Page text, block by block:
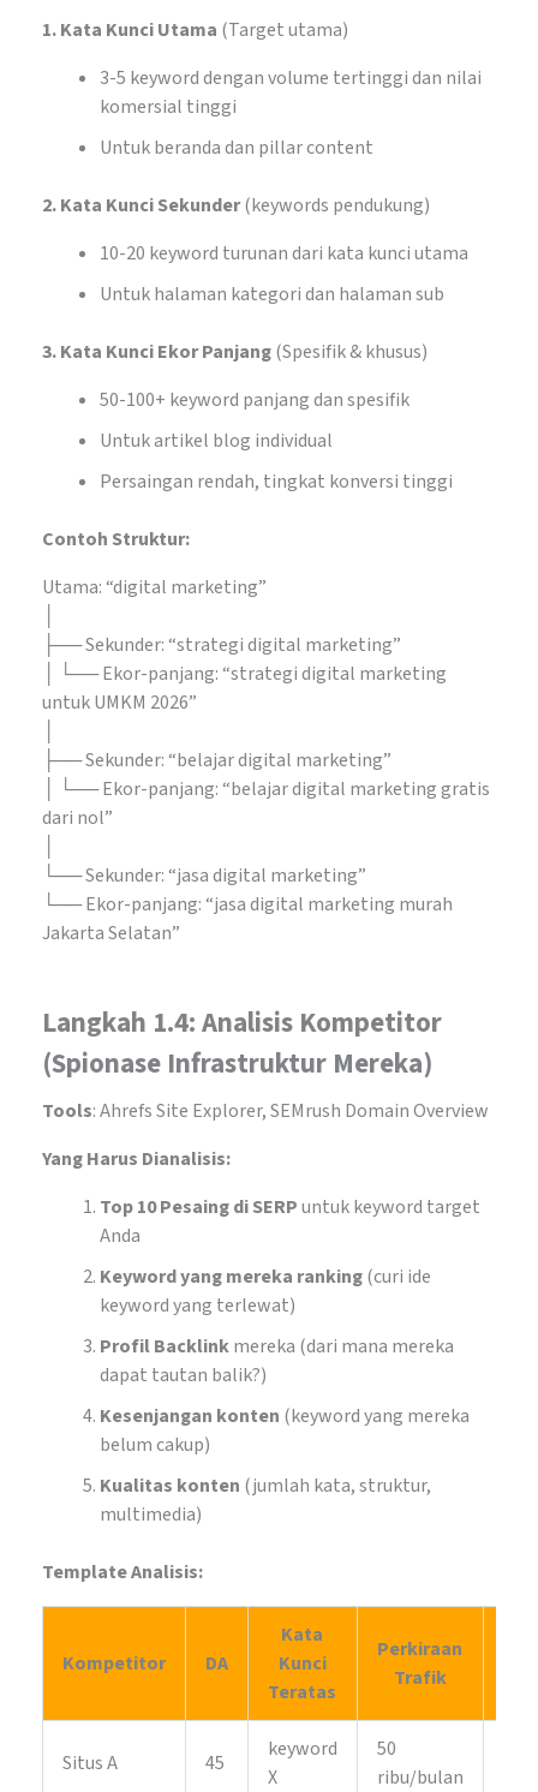
1. Kata Kunci Utama (Target utama)
3-5 keyword dengan volume tertinggi dan nilai
komersial tinggi
Untuk beranda dan pillar content
2. Kata Kunci Sekunder(keywords pendukung)
10-20 keyword turunan dari kata kunci utama
Untuk halaman kategori dan halaman sub
3. Kata Kunci Ekor Panjang(Spesifik & khusus)
50-100+ keyword panjang dan spesifik
Untuk artikel blog individual
Persaingan rendah, tingkat konversi tinggi
Contoh Struktur:
Utama: “digital marketing”
├── Sekunder: “strategi digital marketing”
│ └── Ekor-panjang: “strategi digital marketing
untuk UMKM 2026”
├── Sekunder: “belajar digital marketing”
│ └── Ekor-panjang: “belajar digital marketing gratis
dari nol”
└── Sekunder: “jasa digital marketing”
└── Ekor-panjang: “jasa digital marketing murah
Jakarta Selatan”
Langkah 1.4: Analisis Kompetitor
(Spionase Infrastruktur Mereka)
Tools: Ahrefs Site Explorer, SEMrush Domain Overview
Yang Harus Dianalisis:
Top 10 Pesaing di SERPuntuk keyword target
Anda
Keyword yang mereka ranking(curi ide
keyword yang terlewat)
Profil Backlinkmereka (dari mana mereka
dapat tautan balik?)
Kesenjangan konten (keyword yang mereka
belum cakup)
Kualitas konten (jumlah kata, struktur,
multimedia)
Template Analisis:
Kompetitor DA
Kata
Kunci
Teratas
Perkiraan
Trafik
Situs A 45
keyword
X
50
ribu/bulan